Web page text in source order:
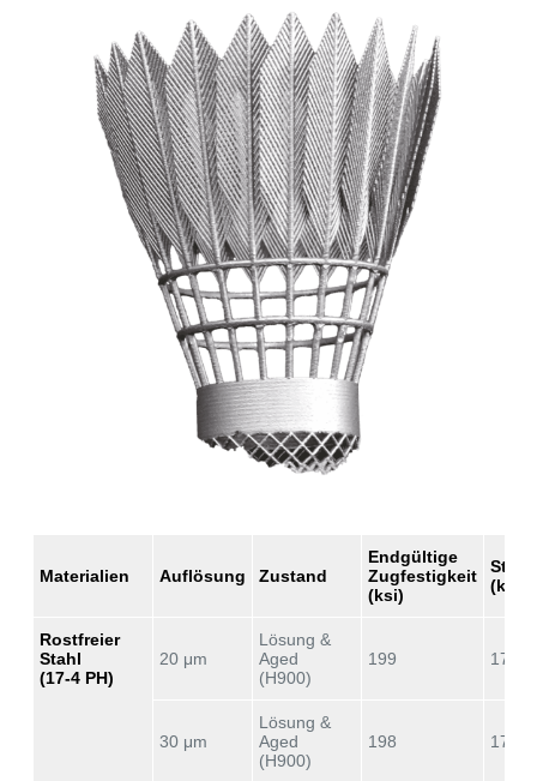
Materialien Auflösung Zustand
Endgültige
Zugfestigkeit
(ksi)
(ksi)
Rostfreier
Stahl
(17-4 PH)
20 μm
Lösung &
Aged
(H900)
199 178
30 μm
Lösung &
Aged
(H900)
198 179